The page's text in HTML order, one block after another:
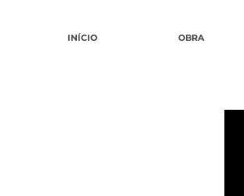
INÍCIO OBRA